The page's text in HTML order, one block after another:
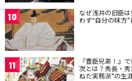
10 なぜ浅井の旧臣
わず“自分の味方
11 『豊臣兄弟！』
次とは？秀長・
ねた実務派”の生